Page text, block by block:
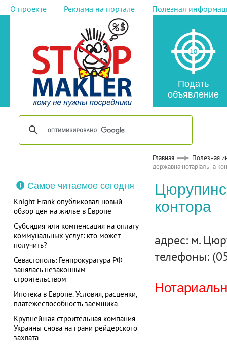
О проекте Реклама на портале Полезная
Подать
объявление
Главная
Полезная
державна нотаріальна
Самое читаемое сегодня
Knight Frank опубликовал новый
обзор цен на жилье в Европе
Субсидия или компенсация на оплату
коммунальных услуг: кто может
получить?
Севастополь: Генпрокуратура РФ
занялась незаконным
строительством
Ипотека в Европе. Условия, расценки,
платежеспособность заемщика
Крупнейшая строительная компания
Украины снова на грани рейдерского
захвата
контора
адрес: м.
телефоны: